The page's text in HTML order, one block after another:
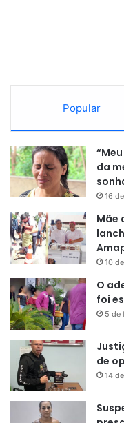
Popular
da
16
Mãe
10
O
foi
5 de
de
14